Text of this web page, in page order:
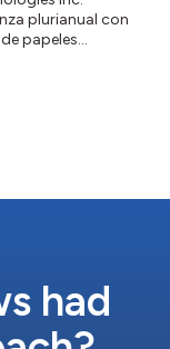
plurianual con
papeles
la
las
innovadoras...
had